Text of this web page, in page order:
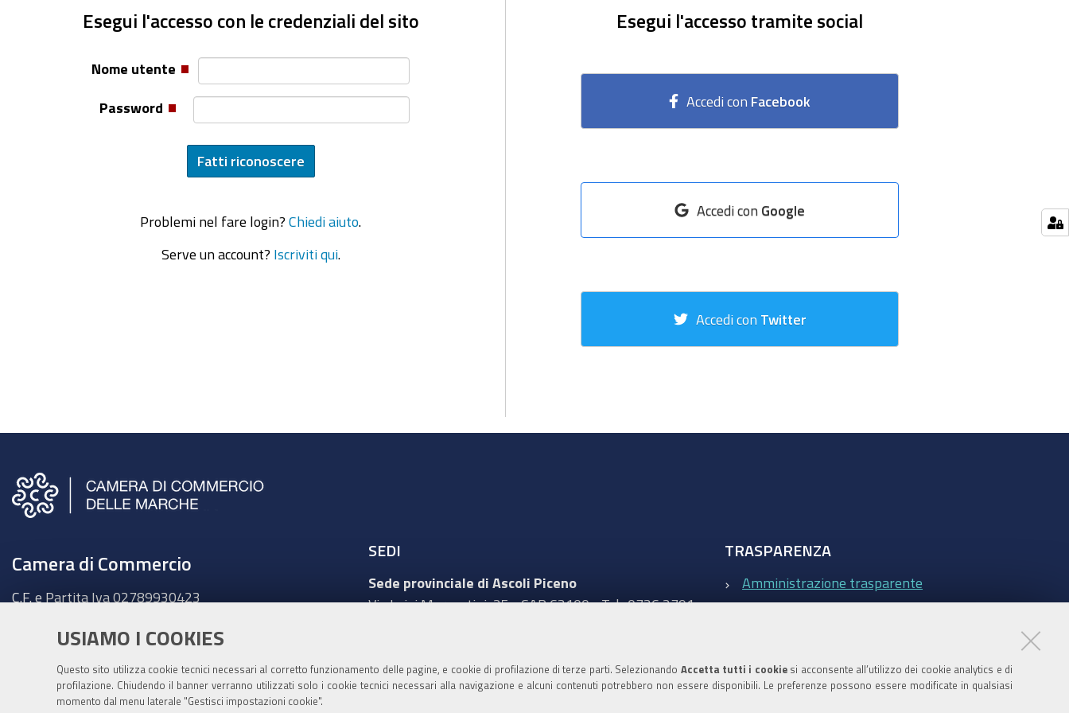
USIAMO I COOKIES
Questo sito utilizza cookie tecnici necessari al corretto funzionamento delle pagine, e cookie di profilazione di terze parti. Selezionando Accetta tutti i cookiesi acconsente all’utilizzo dei cookie analytics e di
profilazione. Chiudendo il banner verranno utilizzati solo i cookie tecnici necessari alla navigazione e alcuni contenuti potrebbero non essere disponibili. Le preferenze possono essere modificate in qualsiasi
momento dal menu laterale "Gestisci impostazioni cookie".
Esegui l'accesso con le credenziali del sito
Nome utente
Password
Problemi nel fare login? Chiedi aiuto
Serve un account? Iscriviti qui.
Esegui l'accesso tramite social
Accedi con Facebook
Accedi con Google
Accedi con Twitter
Camera di Commercio
C.F. e Partita Iva 02789930423
Ancona - Largo XXIV Maggio, 1 - CAP 60123
Fatt. elettronica - Cod. univoco:UFKY7Z
cciaa@pec.marche.camcom.it
SEDI
Sede provinciale di Ascoli Piceno
Via Luigi Mercantini, 25 - CAP 63100 - Tel.: 0736 2791
Sede provinciale di Macerata
TRASPARENZA
Amministrazione trasparente